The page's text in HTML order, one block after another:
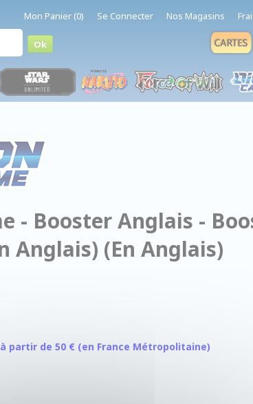
Mon Panier (0) Se Connecter Nos Magasins
- Booster Anglais -
Anglais) (En Anglais)
partir de 50 € (en France Métropolitaine)